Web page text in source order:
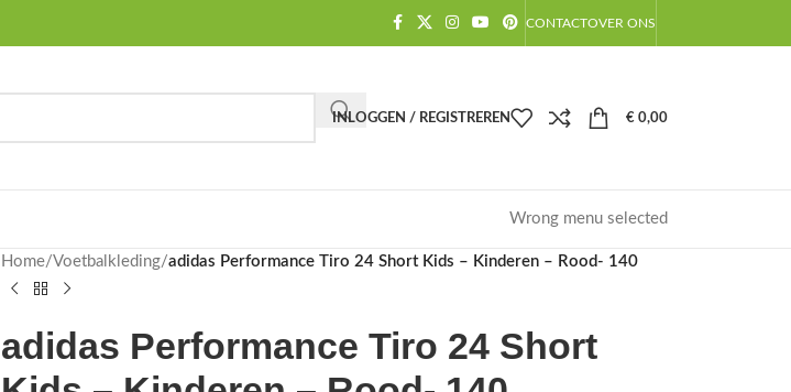
CONTACTOVER ONS
INLOGGEN / REGISTREREN € 0,00
Wrong menu selected
Home/Voetbalkleding/adidas Performance Tiro 24 Short Kids – Kinderen – Rood- 140
adidas Performance Tiro 24 Short